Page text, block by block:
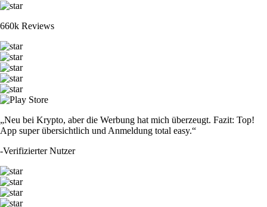
660k Reviews
„Neu bei Krypto, aber die Werbung hat mich überzeugt. Fazit: Top!
App super übersichtlich und Anmeldung total easy.“
-Verifizierter Nutzer